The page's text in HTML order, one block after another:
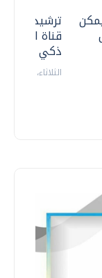
ترشيدا
قناة
ذكي
الثلاثاء، 14 يوليو 2026 06:11 م